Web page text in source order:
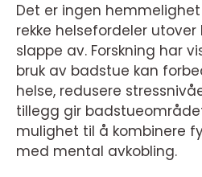
Det er ingen
rekke helsefordeler
slappe av. Forskning har
bruk av badstue kan
helse, redusere
tillegg gir
mulighet til å kombinere
med mental avkobling.